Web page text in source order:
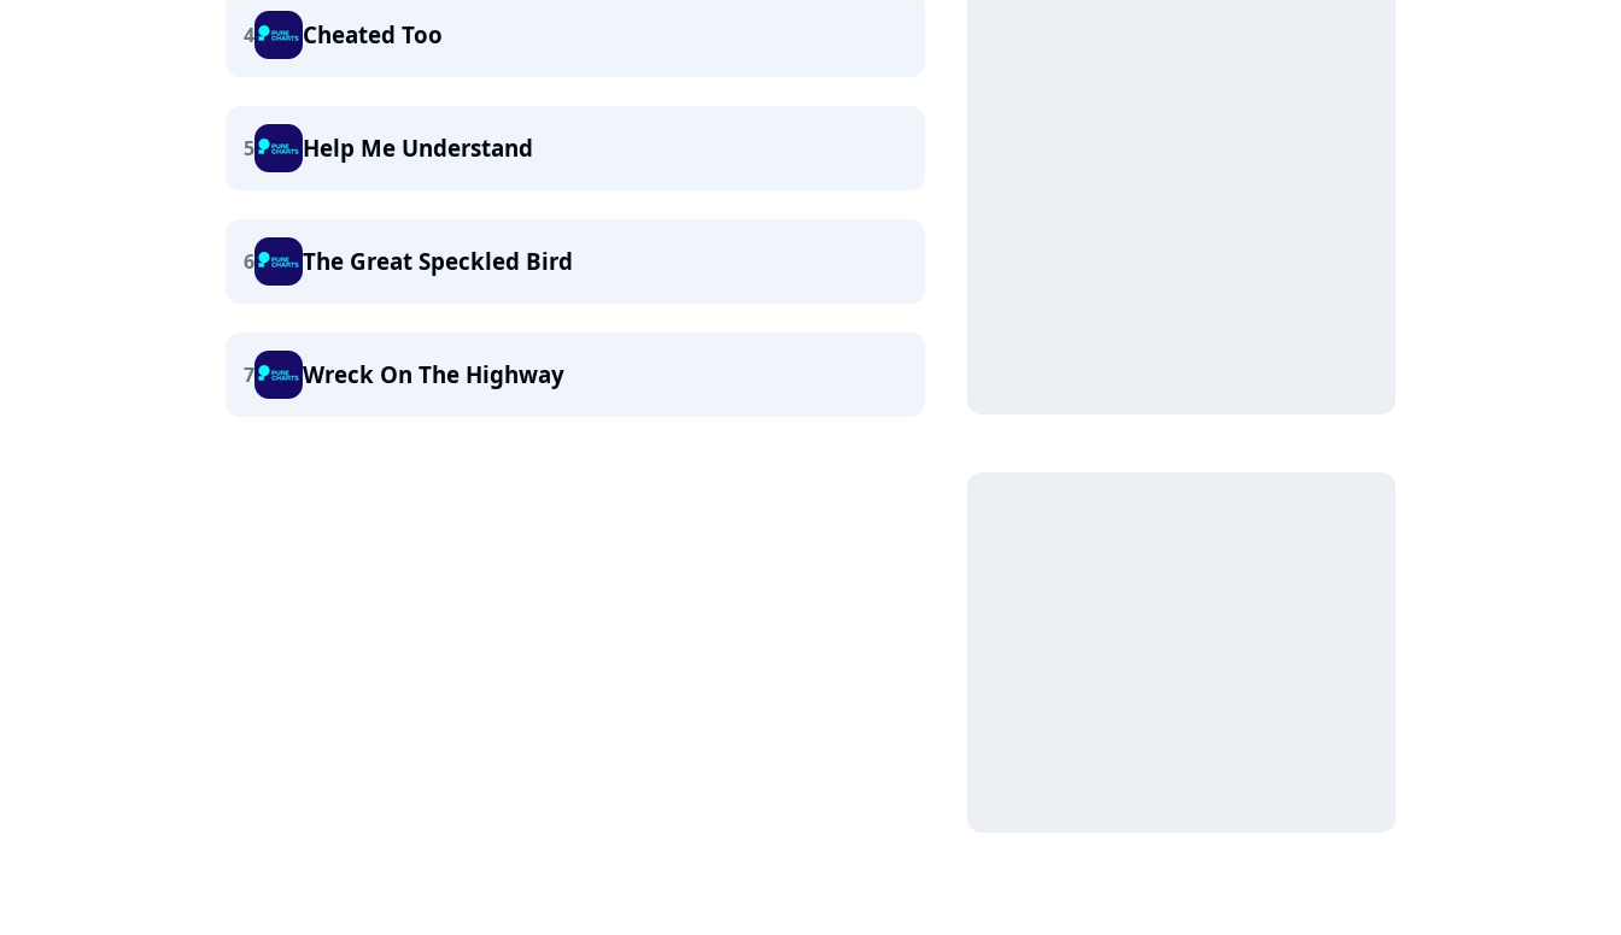
4 Cheated Too
5 Help Me Understand
6 The Great Speckled Bird
7 Wreck On The Highway